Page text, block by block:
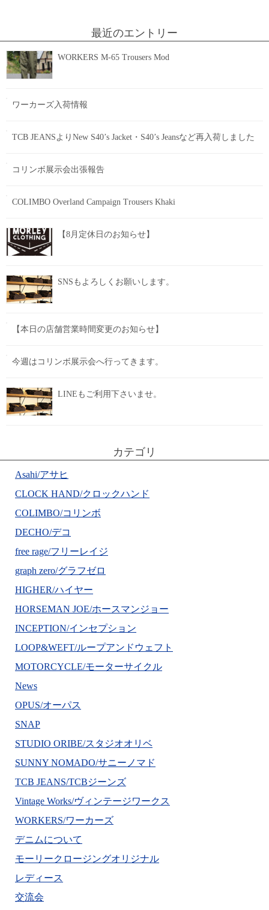
最近のエントリー
WORKERS M-65 Trousers Mod
ワーカーズ入荷情報
TCB JEANSよりNew S40’s Jacket・S40’s Jeansなど再入荷しました
コリンボ展示会出張報告
COLIMBO Overland Campaign Trousers Khaki
【8月定休日のお知らせ】
SNSもよろしくお願いします。
【本日の店舗営業時間変更のお知らせ】
今週はコリンボ展示会へ行ってきます。
LINEもご利用下さいませ。
カテゴリ
Asahi/アサヒ
CLOCK HAND/クロックハンド
COLIMBO/コリンボ
DECHO/デコ
free rage/フリーレイジ
graph zero/グラフゼロ
HIGHER/ハイヤー
HORSEMAN JOE/ホースマンジョー
INCEPTION/インセプション
LOOP&WEFT/ループアンドウェフト
MOTORCYCLE/モーターサイクル
News
OPUS/オーパス
SNAP
STUDIO ORIBE/スタジオオリベ
SUNNY NOMADO/サニーノマド
TCB JEANS/TCBジーンズ
Vintage Works/ヴィンテージワークス
WORKERS/ワーカーズ
デニムについて
モーリークロージングオリジナル
レディース
交流会